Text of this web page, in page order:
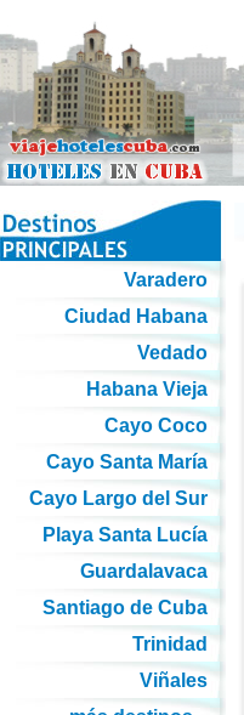
Varadero
Ciudad Habana
Vedado
Habana Vieja
Cayo Coco
Cayo Santa María
Cayo Largo del Sur
Playa Santa Lucía
Guardalavaca
Santiago de Cuba
Trinidad
Viñales